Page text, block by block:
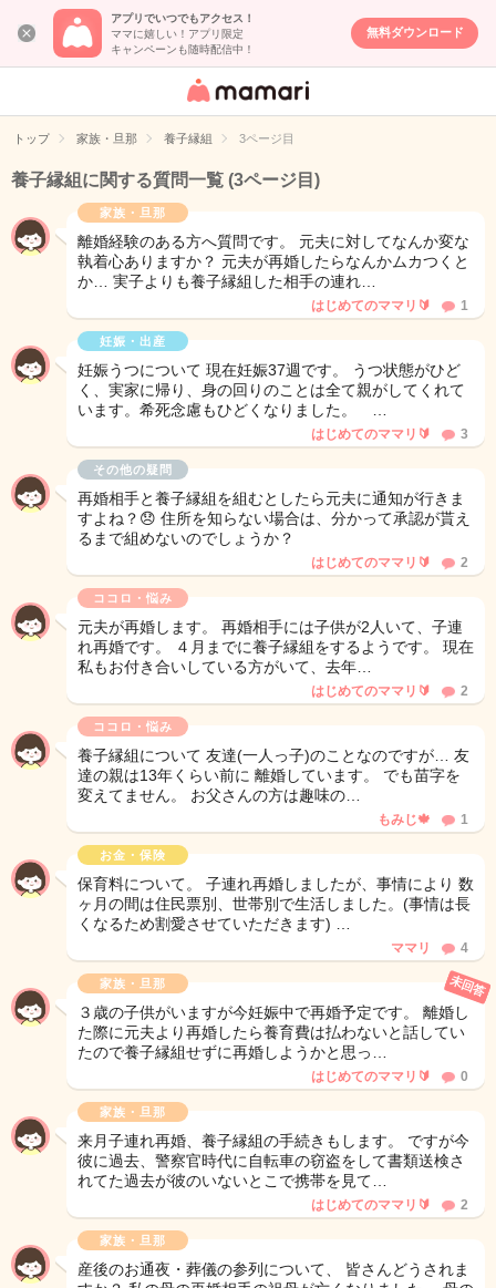
アプリでいつでもアクセス！
ママに嬉しい！アプリ限定
キャンペーンも随時配信中！
無料ダウンロード
女性専用匿名QA
イト
トップ 家族・旦那 養子縁組 3ページ目
養子縁組に関する質問一覧 (3ページ目)
家族・旦那
離婚経験のある方へ質問です。 元夫に対してなんか変な
執着心ありますか？ 元夫が再婚したらなんかムカつくと
か… 実子よりも養子縁組した相手の連れ…
はじめてのママリ🔰 1
妊娠・出産
妊娠うつについて 現在妊娠37週です。 うつ状態がひど
く、実家に帰り、身の回りのことは全て親がしてくれて
います。希死念慮もひどくなりました。 …
はじめてのママリ🔰 3
その他の疑問
再婚相手と養子縁組を組むとしたら元夫に通知が行きま
すよね？😞 住所を知らない場合は、分かって承認が貰え
るまで組めないのでしょうか？
はじめてのママリ🔰 2
ココロ・悩み
元夫が再婚します。 再婚相手には子供が2人いて、子連
れ再婚です。 ４月までに養子縁組をするようです。 現在
私もお付き合いしている方がいて、去年…
はじめてのママリ🔰 2
ココロ・悩み
養子縁組について 友達(一人っ子)のことなのですが… 友
達の親は13年くらい前に 離婚しています。 でも苗字を
変えてません。 お父さんの方は趣味の…
もみじ🍁 1
お金・保険
保育料について。 子連れ再婚しましたが、事情により 数
ヶ月の間は住民票別、世帯別で生活しました。(事情は長
くなるため割愛させていただきます) …
ママリ 4
家族・旦那
３歳の子供がいますが今妊娠中で再婚予定です。 離婚し
た際に元夫より再婚したら養育費は払わないと話してい
たので養子縁組せずに再婚しようかと思っ…
未回答
はじめてのママリ🔰 0
家族・旦那
来月子連れ再婚、養子縁組の手続きもします。 ですが今
彼に過去、警察官時代に自転車の窃盗をして書類送検さ
れてた過去が彼のいないとこで携帯を見て…
はじめてのママリ🔰 2
家族・旦那
産後のお通夜・葬儀の参列について、 皆さんどうされま